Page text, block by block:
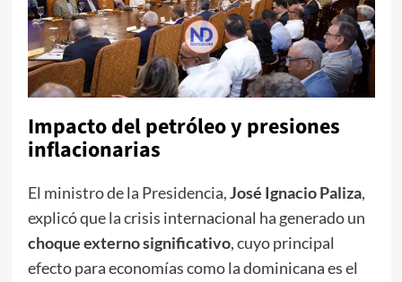
Impacto del petróleo y presiones
inflacionarias
El ministro de la Presidencia,José Ignacio Paliza,
explicó que la crisis internacional ha generado un
choque externo significativo, cuyo principal
efecto para economías como la dominicana es el